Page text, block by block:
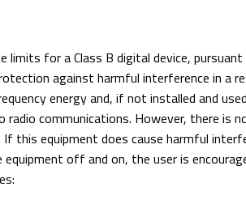
for a Class B digital device,
against harmful interference in a
energy and, if not installed and
communications. However, there is
this equipment does cause harmful
off and on, the user is